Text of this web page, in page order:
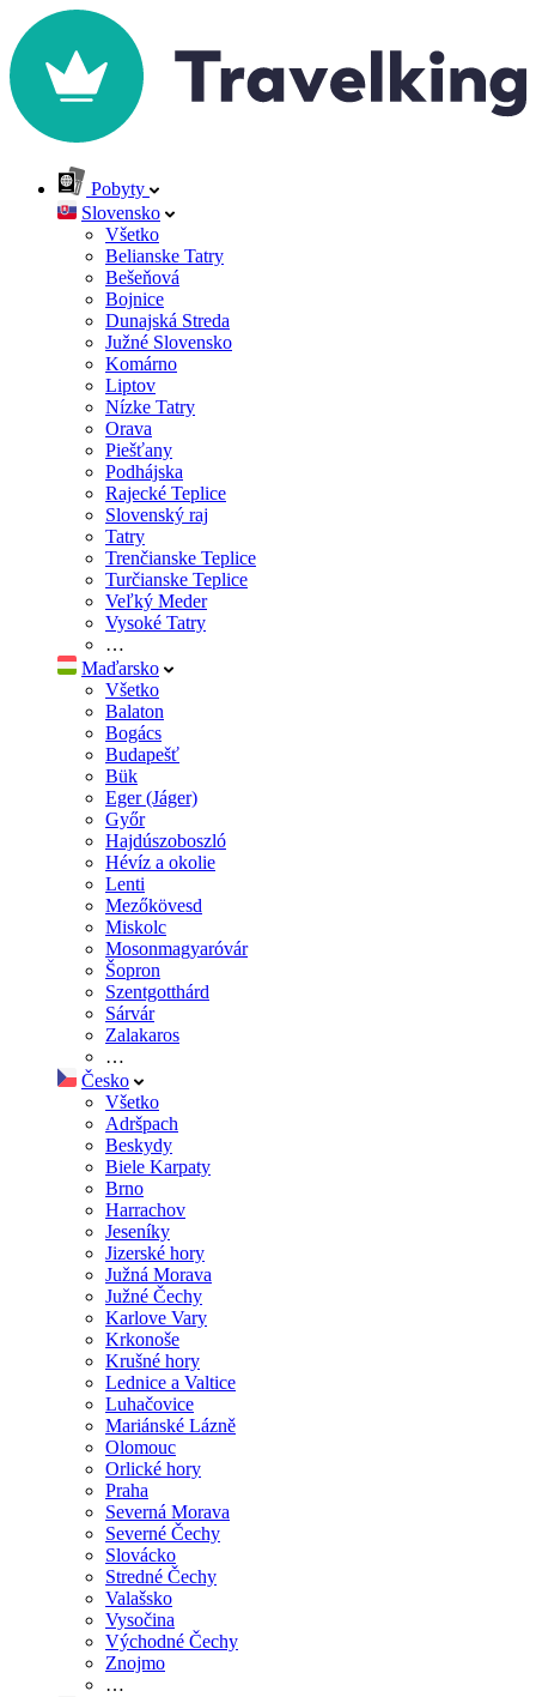
Pobyty
Slovensko
Všetko
Belianske Tatry
Bešeňová
Bojnice
Dunajská Streda
Južné Slovensko
Komárno
Liptov
Nízke Tatry
Orava
Piešťany
Podhájska
Rajecké Teplice
Slovenský raj
Tatry
Trenčianske Teplice
Turčianske Teplice
Veľký Meder
Vysoké Tatry
…
Maďarsko
Všetko
Balaton
Bogács
Budapešť
Bük
Eger (Jáger)
Győr
Hajdúszoboszló
Hévíz a okolie
Lenti
Mezőkövesd
Miskolc
Mosonmagyaróvár
Šopron
Szentgotthárd
Sárvár
Zalakaros
…
Česko
Všetko
Adršpach
Beskydy
Biele Karpaty
Brno
Harrachov
Jeseníky
Jizerské hory
Južná Morava
Južné Čechy
Karlove Vary
Krkonoše
Krušné hory
Lednice a Valtice
Luhačovice
Mariánské Lázně
Olomouc
Orlické hory
Praha
Severná Morava
Severné Čechy
Slovácko
Stredné Čechy
Valašsko
Vysočina
Východné Čechy
Znojmo
…